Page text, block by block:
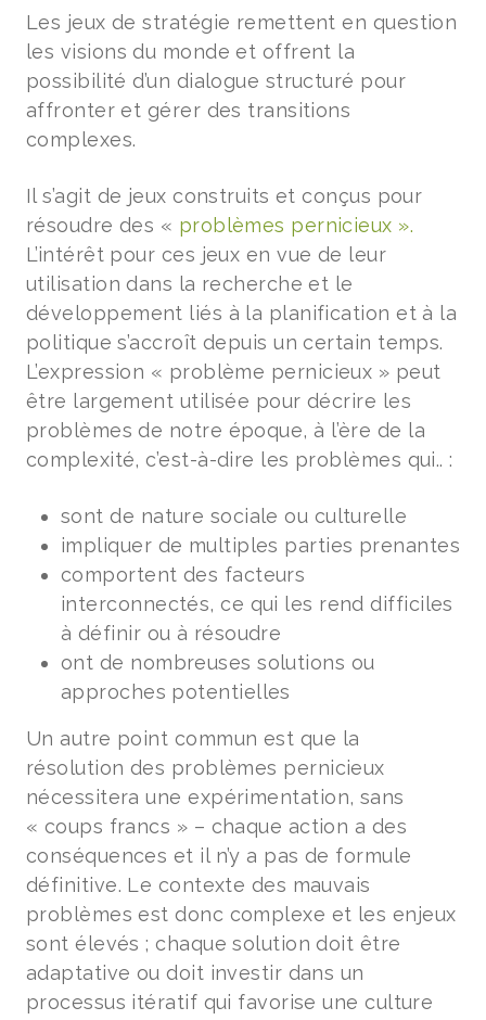
Les jeux de stratégie remettent en question
les visions du monde et offrent la
possibilité d’un dialogue structuré pour
affronter et gérer des transitions
complexes.
Il s’agit de jeux construits et conçus pour
résoudre des « problèmes pernicieux ».
L’intérêt pour ces jeux en vue de leur
utilisation dans la recherche et le
développement liés à la planification et à la
politique s’accroît depuis un certain temps.
L’expression « problème pernicieux » peut
être largement utilisée pour décrire les
problèmes de notre époque, à l’ère de la
complexité, c’est-à-dire les problèmes qui.. :
sont de nature sociale ou culturelle
impliquer de multiples parties prenantes
comportent des facteurs
interconnectés, ce qui les rend difficiles
à définir ou à résoudre
ont de nombreuses solutions ou
approches potentielles
Un autre point commun est que la
résolution des problèmes pernicieux
nécessitera une expérimentation, sans
« coups francs » – chaque action a des
conséquences et il n’y a pas de formule
définitive. Le contexte des mauvais
problèmes est donc complexe et les enjeux
sont élevés ; chaque solution doit être
adaptative ou doit investir dans un
processus itératif qui favorise une culture